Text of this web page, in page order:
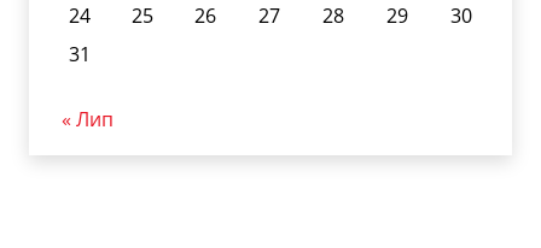
24
25 26 27 28 29
30
31
« Лип